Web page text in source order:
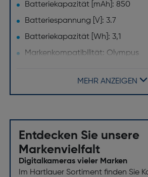
Batteriekapazität [mAh]: 850
Batteriespannung [V]: 3.7
Batteriekapazität [Wh]: 3,1
Markenkompatibilität: Olympus
MEHR ANZEIGEN
Entdecken Sie unsere
Markenvielfalt
Digitalkameras vieler Marken
Im Hartlauer Sortiment finden Sie